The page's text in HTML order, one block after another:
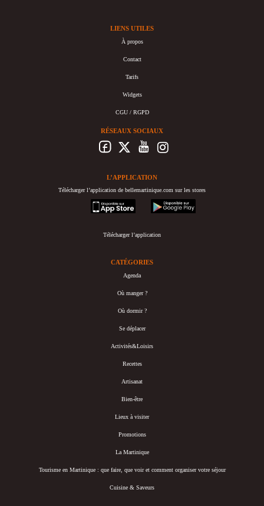
LIENS UTILES
À propos
Contact
Tarifs
Widgets
CGU / RGPD
RÉSEAUX SOCIAUX
L’APPLICATION
Télécharger l’application de bellemartinique.com sur les stores
appstore
googleplay
Télécharger l’application
CATÉGORIES
Agenda
Où manger ?
Où dormir ?
Se déplacer
Activités&Loisirs
Recettes
Artisanat
Bien-être
Lieux à visiter
Promotions
La Martinique
Tourisme en Martinique : que faire, que voir et comment organiser votre séjour
Cuisine & Saveurs